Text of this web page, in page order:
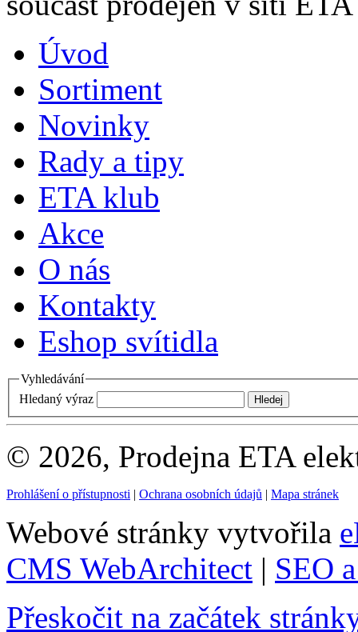
Úvod
Sortiment
Novinky
Rady a tipy
ETA klub
Akce
O nás
Kontakty
Eshop svítidla
Vyhledávání
Hledaný výraz
© 2026, Prodejna ETA
Prohlášení o přístupnosti | Ochrana osobních údajů | Mapa stránek
Webové stránky vytvořila
CMS WebArchitect | SEO
Přeskočit na začátek